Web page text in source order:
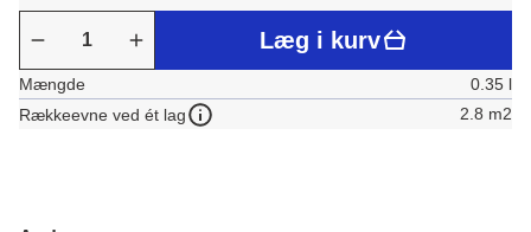
Læg i kurv
Mængde
0.35 l
Rækkeevne ved ét lag
2.8 m2